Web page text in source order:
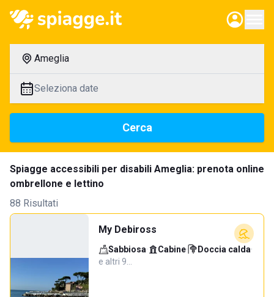
Ameglia
Seleziona date
Cerca
Spiagge accessibili per disabili Ameglia: prenota online
ombrellone e lettino
88 Risultati
My Debiross
Sabbiosa· Cabine· Doccia calda·
e altri 9…